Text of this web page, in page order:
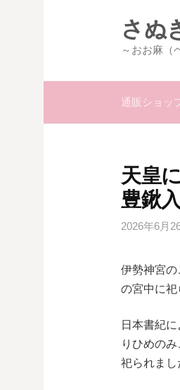
ツ
ス
さぬ
～おお麻（
通販ショッ
天皇
豊鍬
2026年6月
伊勢神宮
の宮中に祀
日本書紀
りひめの
祀られまし